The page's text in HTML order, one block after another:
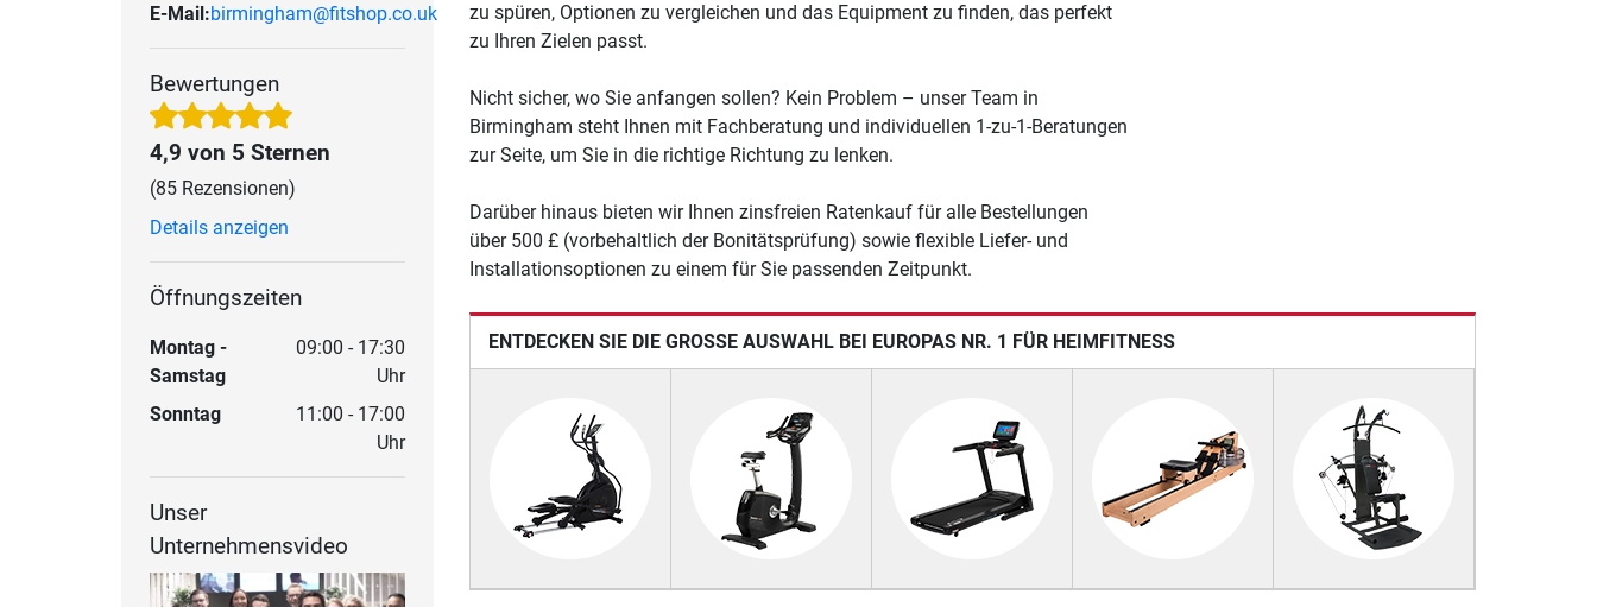
E-Mail:birmingham@fitshop.co.uk
Bewertungen
4,9 von 5 Sternen
(85 Rezensionen)
Details anzeigen
Öffnungszeiten
Montag -
Samstag
09:00 - 17:30
Uhr
Sonntag
11:00 - 17:00
Uhr
Unser
Unternehmensvideo
zu spüren, Optionen zu vergleichen und das Equipment zu finden, das perfekt
zu Ihren Zielen passt.
Nicht sicher, wo Sie anfangen sollen? Kein Problem – unser Team in
Birmingham steht Ihnen mit Fachberatung und individuellen 1-zu-1-Beratungen
zur Seite, um Sie in die richtige Richtung zu lenken.
Darüber hinaus bieten wir Ihnen zinsfreien Ratenkauf für alle Bestellungen
über 500 £ (vorbehaltlich der Bonitätsprüfung) sowie flexible Liefer- und
Installationsoptionen zu einem für Sie passenden Zeitpunkt.
ENTDECKEN SIE DIE GROSSE AUSWAHL BEI EUROPAS NR. 1 FÜR HEIMFITNESS